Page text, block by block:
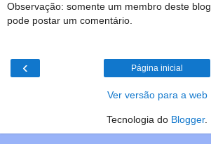
Observação: somente um membro deste blog
pode postar um comentário.
‹ Página inicial
Ver versão para a web
Tecnologia do Blogger.